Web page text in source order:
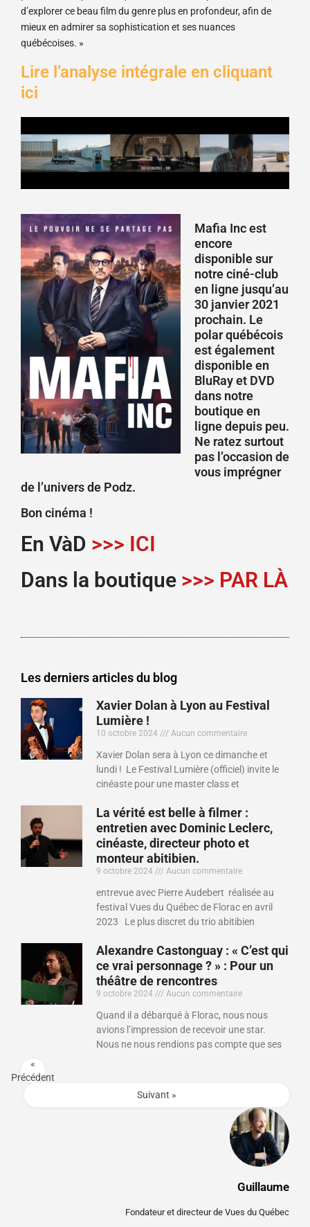
Guillaume
Fondateur et directeur de Vues du Québec
d’explorer ce beau film du genre plus en profondeur, afin de
mieux en admirer sa sophistication et ses nuances
québécoises. »
Lire l’analyse intégrale en cliquant
ici
Mafia Inc est
encore
disponible sur
notre ciné-club
en ligne jusqu’au
30 janvier 2021
prochain. Le
polar québécois
est également
disponible en
BluRay et DVD
dans notre
boutique en
ligne depuis peu.
Ne ratez surtout
pas l’occasion de
vous imprégner
de l’univers de Podz.
Bon cinéma !
En VàD >>> ICI
Dans la boutique >>> PAR LÀ
Les derniers articles du blog
Xavier Dolan à Lyon au Festival
Lumière !
10 octobre 2024 Aucun commentaire
Xavier Dolan sera à Lyon ce dimanche et
lundi ! Le Festival Lumière (officiel) invite le
cinéaste pour une master class et
La vérité est belle à filmer :
entretien avec Dominic Leclerc,
cinéaste, directeur photo et
monteur abitibien.
9 octobre 2024 Aucun commentaire
entrevue avec Pierre Audebert réalisée au
festival Vues du Québec de Florac en avril
2023 Le plus discret du trio abitibien
Alexandre Castonguay : « C’est qui
ce vrai personnage ? » : Pour un
théâtre de rencontres
9 octobre 2024 Aucun commentaire
Quand il a débarqué à Florac, nous nous
avions l’impression de recevoir une star.
Nous ne nous rendions pas compte que ses
«
Précédent
Suivant »